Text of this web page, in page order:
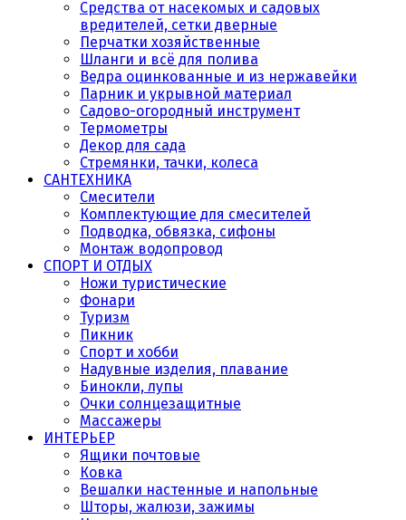
Средства от насекомых и садовых
вредителей, сетки дверные
Перчатки хозяйственные
Шланги и всё для полива
Ведра оцинкованные и из нержавейки
Парник и укрывной материал
Садово-огородный инструмент
Термометры
Декор для сада
Стремянки, тачки, колеса
САНТЕХНИКА
Смесители
Комплектующие для смесителей
Подводка, обвязка, сифоны
Монтаж водопровод
СПОРТ И ОТДЫХ
Ножи туристические
Фонари
Туризм
Пикник
Спорт и хобби
Надувные изделия, плавание
Бинокли, лупы
Очки солнцезащитные
Массажеры
ИНТЕРЬЕР
Ящики почтовые
Ковка
Вешалки настенные и напольные
Шторы, жалюзи, зажимы